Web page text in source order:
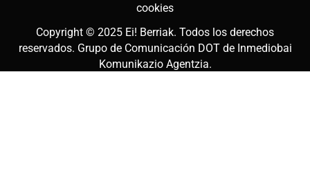
cookies
Copyright © 2025 Ei! Berriak. Todos los derechos
reservados. Grupo de Comunicación DOT de Inmediobai
Komunikazio Agentzia.